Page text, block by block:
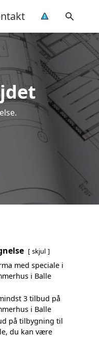
skjul
med speciale i
i Balle
3 tilbud på
i Balle
på tilbygning til
du kan være